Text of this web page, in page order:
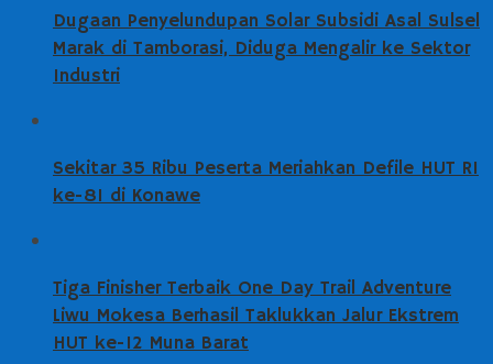
Dugaan Penyelundupan Solar Subsidi Asal Sulsel
Marak di Tamborasi, Diduga Mengalir ke Sektor
Industri
Sekitar 35 Ribu Peserta Meriahkan Defile HUT RI
ke-81 di Konawe
Tiga Finisher Terbaik One Day Trail Adventure
Liwu Mokesa Berhasil Taklukkan Jalur Ekstrem
HUT ke-12 Muna Barat